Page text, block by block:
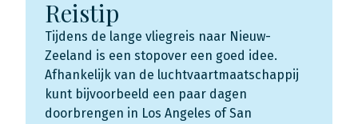
Reistip
Tijdens de lange vliegreis naar Nieuw-
Zeeland is een stopover een goed idee.
Afhankelijk van de luchtvaartmaatschappij
kunt bijvoorbeeld een paar dagen
doorbrengen in Los Angeles of San